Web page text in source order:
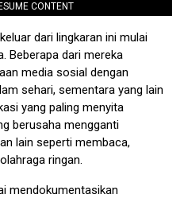
CONTENT
dari lingkaran ini mulai
Beberapa dari mereka
media sosial dengan
sehari, sementara yang lain
yang paling menyita
berusaha mengganti
lain seperti membaca,
ringan.
mendokumentasikan